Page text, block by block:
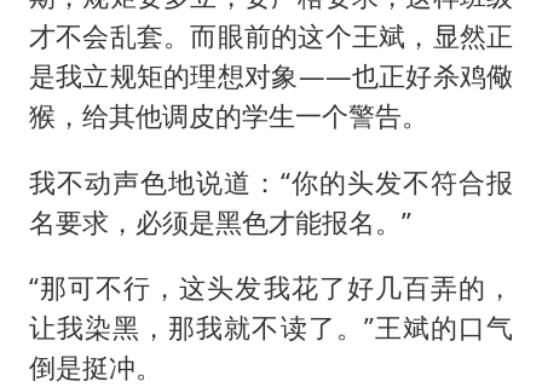
才不会乱套。而眼前的这个王斌，显然正
是我立规矩的理想对象——也正好杀鸡儆
猴，给其他调皮的学生一个警告。
我不动声色地说道：“你的头发不符合报
名要求，必须是黑色才能报名。”
“那可不行，这头发我花了好几百弄的，
让我染黑，那我就不读了。”王斌的口气
倒是挺冲。